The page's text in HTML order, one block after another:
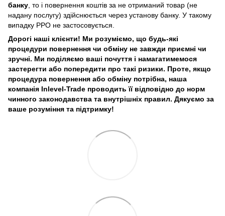
банку, то і повернення коштів за не отриманий товар (не
надану послугу) здійснюється через установу банку. У такому
випадку РРО не застосовується.
Дорогі наші клієнти! Ми розуміємо, що будь-які
процедури повернення чи обміну не завжди приємні чи
зручні. Ми поділяємо ваші почуття і намагатимемося
застерегти або попередити про такі ризики. Проте, якщо
процедура повернення або обміну потрібна, наша
компанія Inlevel-Trade проводить її відповідно до норм
чинного законодавства та внутрішніх правил. Дякуємо за
ваше розуміння та підтримку!